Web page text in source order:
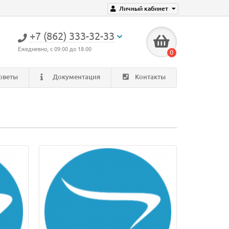
Личный кабинет
+7 (862) 333-32-33
Ежедневно, с 09:00 до 18:00 0
Документация Контакты